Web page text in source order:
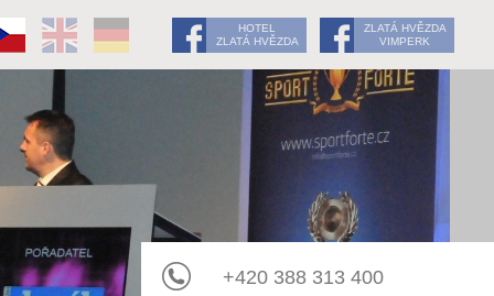
HOTEL
ZLATÁ HVĚZDA
ZLATÁ HVĚZDA
VIMPERK
+420 388 313 400